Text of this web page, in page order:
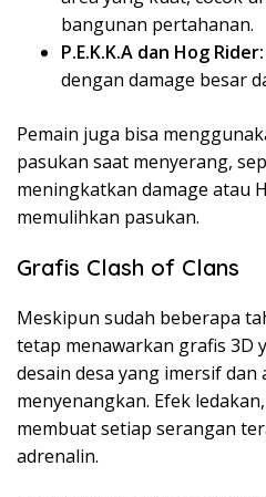
bangunan pertahanan.
P.E.K.K.A dan Hog Rider:
dengan damage besar
Pemain juga bisa
pasukan saat menyerang,
meningkatkan damage atau
memulihkan pasukan.
Grafis Clash of Clans
Meskipun sudah beberapa
tetap menawarkan grafis 3D
desain desa yang imersif
menyenangkan. Efek
membuat setiap serangan
adrenalin.